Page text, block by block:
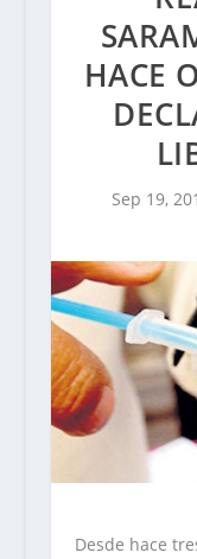
HACE
Sep 19,
Desde hace